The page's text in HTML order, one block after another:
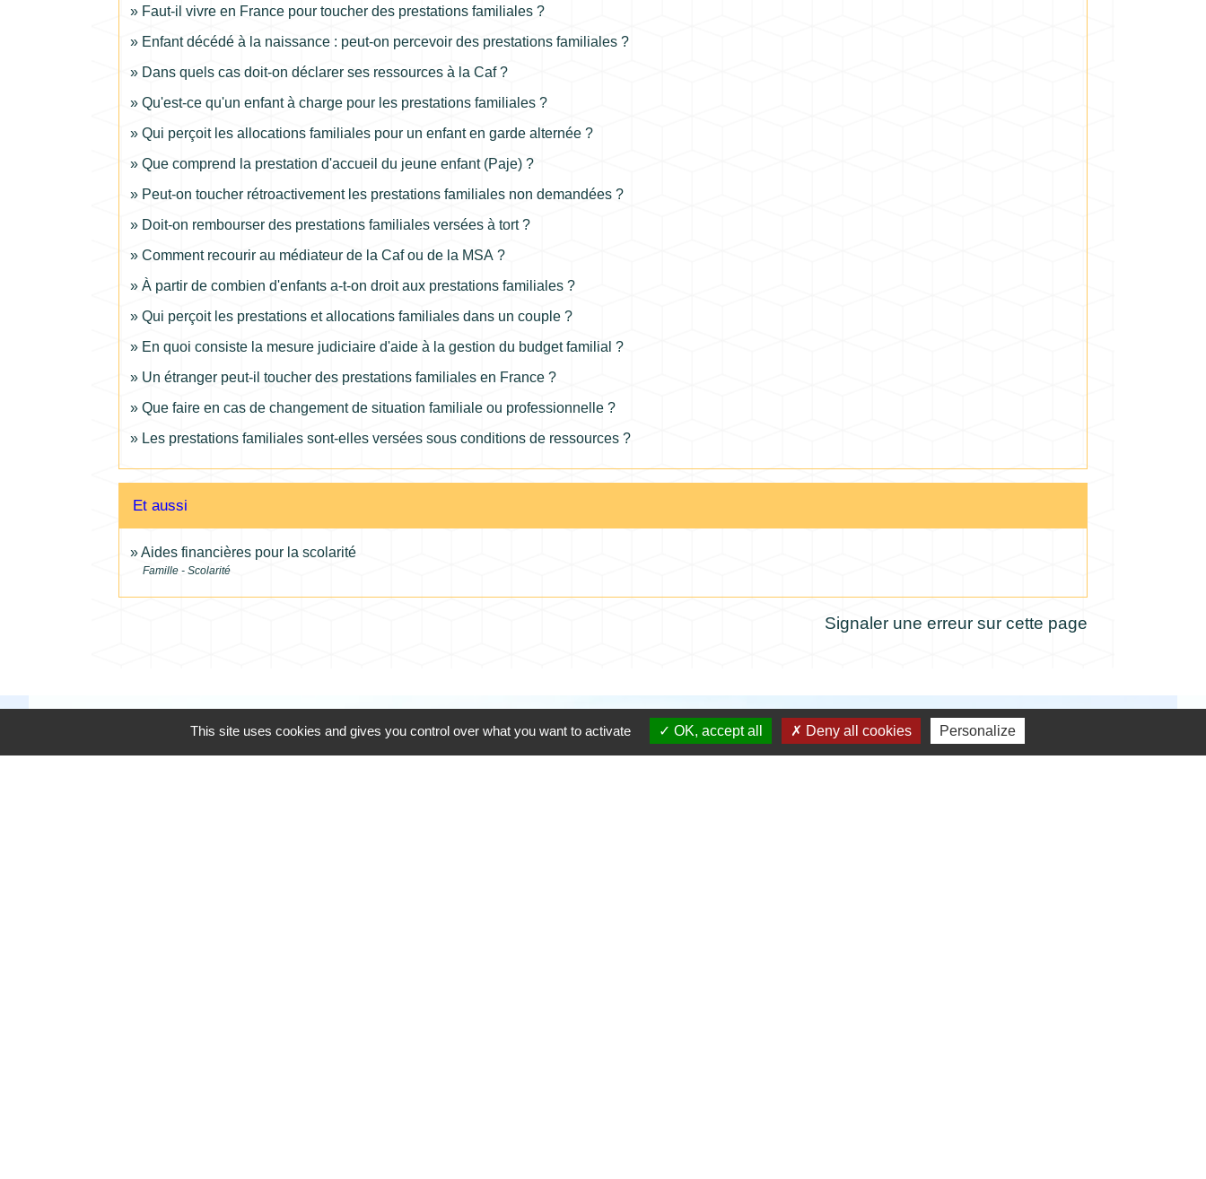
Faut-il vivre en France pour toucher des prestations familiales ?
Enfant décédé à la naissance : peut-on percevoir des prestations familiales ?
Dans quels cas doit-on déclarer ses ressources à la Caf ?
Qu'est-ce qu'un enfant à charge pour les prestations familiales ?
Qui perçoit les allocations familiales pour un enfant en garde alternée ?
Que comprend la prestation d'accueil du jeune enfant (Paje) ?
Peut-on toucher rétroactivement les prestations familiales non demandées ?
Doit-on rembourser des prestations familiales versées à tort ?
Comment recourir au médiateur de la Caf ou de la MSA ?
À partir de combien d'enfants a-t-on droit aux prestations familiales ?
Qui perçoit les prestations et allocations familiales dans un couple ?
En quoi consiste la mesure judiciaire d'aide à la gestion du budget familial ?
Un étranger peut-il toucher des prestations familiales en France ?
Que faire en cas de changement de situation familiale ou professionnelle ?
Les prestations familiales sont-elles versées sous conditions de ressources ?
Et aussi
Aides financières pour la scolarité
Famille - Scolarité
Signaler une erreur sur cette page
Contacts
Commune de Coursac
This site uses cookies and gives you control over what you want to activate OK, accept all Deny all cookies Personalize